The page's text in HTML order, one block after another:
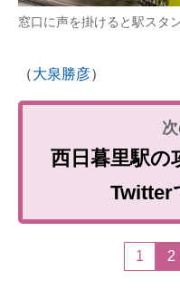
窓口に声を掛けると駅スタ
（大泉勝彦）
西日暮里駅の
Twitter
1 2